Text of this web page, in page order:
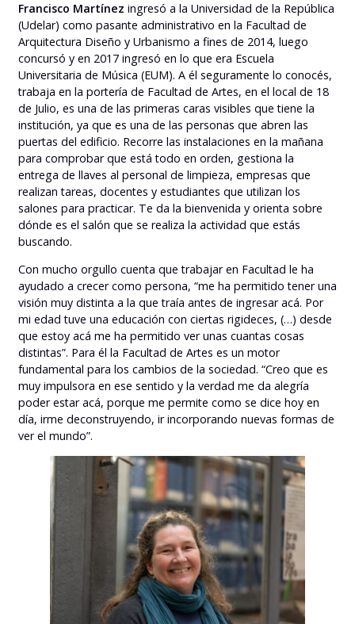
Francisco Martínez ingresó a la Universidad de la República
(Udelar) como pasante administrativo en la Facultad de
Arquitectura Diseño y Urbanismo a fines de 2014, luego
concursó y en 2017 ingresó en lo que era Escuela
Universitaria de Música (EUM). A él seguramente lo conocés,
trabaja en la portería de Facultad de Artes, en el local de 18
de Julio, es una de las primeras caras visibles que tiene la
institución, ya que es una de las personas que abren las
puertas del edificio. Recorre las instalaciones en la mañana
para comprobar que está todo en orden, gestiona la
entrega de llaves al personal de limpieza, empresas que
realizan tareas, docentes y estudiantes que utilizan los
salones para practicar. Te da la bienvenida y orienta sobre
dónde es el salón que se realiza la actividad que estás
buscando.
Con mucho orgullo cuenta que trabajar en Facultad le ha
ayudado a crecer como persona, “me ha permitido tener una
visión muy distinta a la que traía antes de ingresar acá. Por
mi edad tuve una educación con ciertas rigideces, (…) desde
que estoy acá me ha permitido ver unas cuantas cosas
distintas”. Para él la Facultad de Artes es un motor
fundamental para los cambios de la sociedad. “Creo que es
muy impulsora en ese sentido y la verdad me da alegría
poder estar acá, porque me permite como se dice hoy en
día, irme deconstruyendo, ir incorporando nuevas formas de
ver el mundo”.